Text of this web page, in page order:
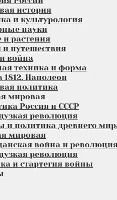
история
и культурология
науки
растения
и путешествия
война
техника и форма
1812. Наполеон
политика
мировая
Россия и СССР
революция
и политика древнего
мировая
война и
революция
и стартегия войны